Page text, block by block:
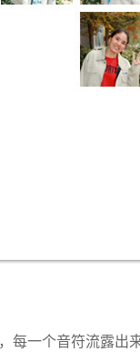
每一个音符流露出